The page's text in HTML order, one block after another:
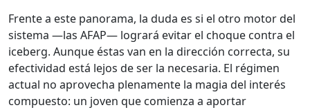
Frente a este panorama, la duda es si el otro motor del
sistema —las AFAP— logrará evitar el choque contra el
iceberg. Aunque éstas van en la dirección correcta, su
efectividad está lejos de ser la necesaria. El régimen
actual no aprovecha plenamente la magia del interés
compuesto: un joven que comienza a aportar